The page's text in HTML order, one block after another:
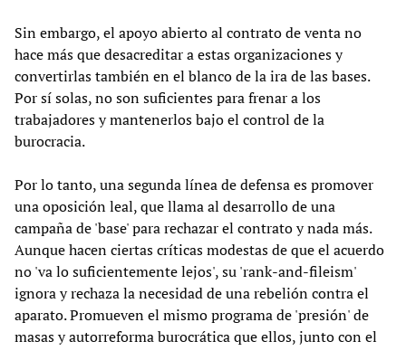
Sin embargo, el apoyo abierto al contrato de venta no
hace más que desacreditar a estas organizaciones y
convertirlas también en el blanco de la ira de las bases.
Por sí solas, no son suficientes para frenar a los
trabajadores y mantenerlos bajo el control de la
burocracia.
Por lo tanto, una segunda línea de defensa es promover
una oposición leal, que llama al desarrollo de una
campaña de 'base' para rechazar el contrato y nada más.
Aunque hacen ciertas críticas modestas de que el acuerdo
no 'va lo suficientemente lejos', su 'rank-and-fileism'
ignora y rechaza la necesidad de una rebelión contra el
aparato. Promueven el mismo programa de 'presión' de
masas y autorreforma burocrática que ellos, junto con el